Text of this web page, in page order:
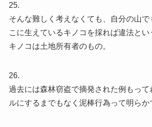
25.
そんな難しく考えなくても、自分の山で
こに生えているキノコを採れば違法とい
キノコは土地所有者のもの。
26.
過去には森林窃盗で摘発された例もって
ルにするまでもなく泥棒行為って明らか